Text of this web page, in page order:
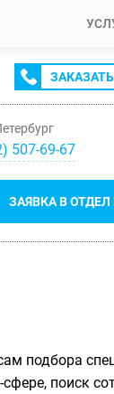
) 507-69-67
ЗАЯВКА В
подбора
поиск